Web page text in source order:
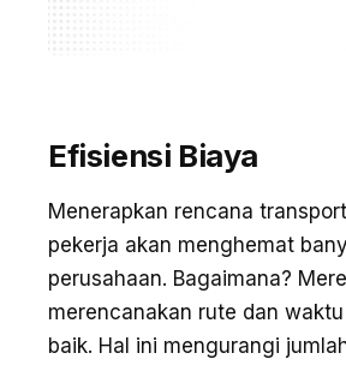
Efisiensi Biaya
Menerapkan rencana
pekerja akan menghemat
perusahaan. Bagaimana?
merencanakan rute dan
baik. Hal ini mengurangi